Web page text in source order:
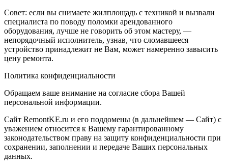
Совет: если вы снимаете жилплощадь с техникой и вызвали
специалиста по поводу поломки арендованного
оборудования, лучше не говорить об этом мастеру, —
непорядочный исполнитель, узнав, что сломавшееся
устройство принадлежит не Вам, может намеренно завысить
цену ремонта.
Политика конфиденциальности
Обращаем ваше внимание на согласие сбора Вашей
персональной информации.
Сайт RemontKE.ru и его поддомены (в дальнейшем — Сайт) с
уважением относится к Вашему гарантированному
законодательством праву на защиту конфиденциальности при
сохранении, заполнении и передаче Ваших персональных
данных.